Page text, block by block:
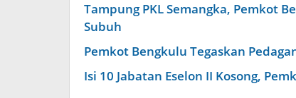
Tampung PKL Semangka, Pemkot
Subuh
Pemkot Bengkulu Tegaskan
Isi 10 Jabatan Eselon II Kosong,